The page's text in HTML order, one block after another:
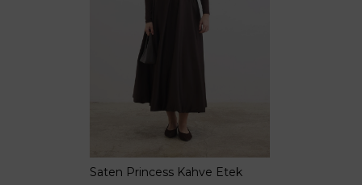
Saten Princess Kahve Etek